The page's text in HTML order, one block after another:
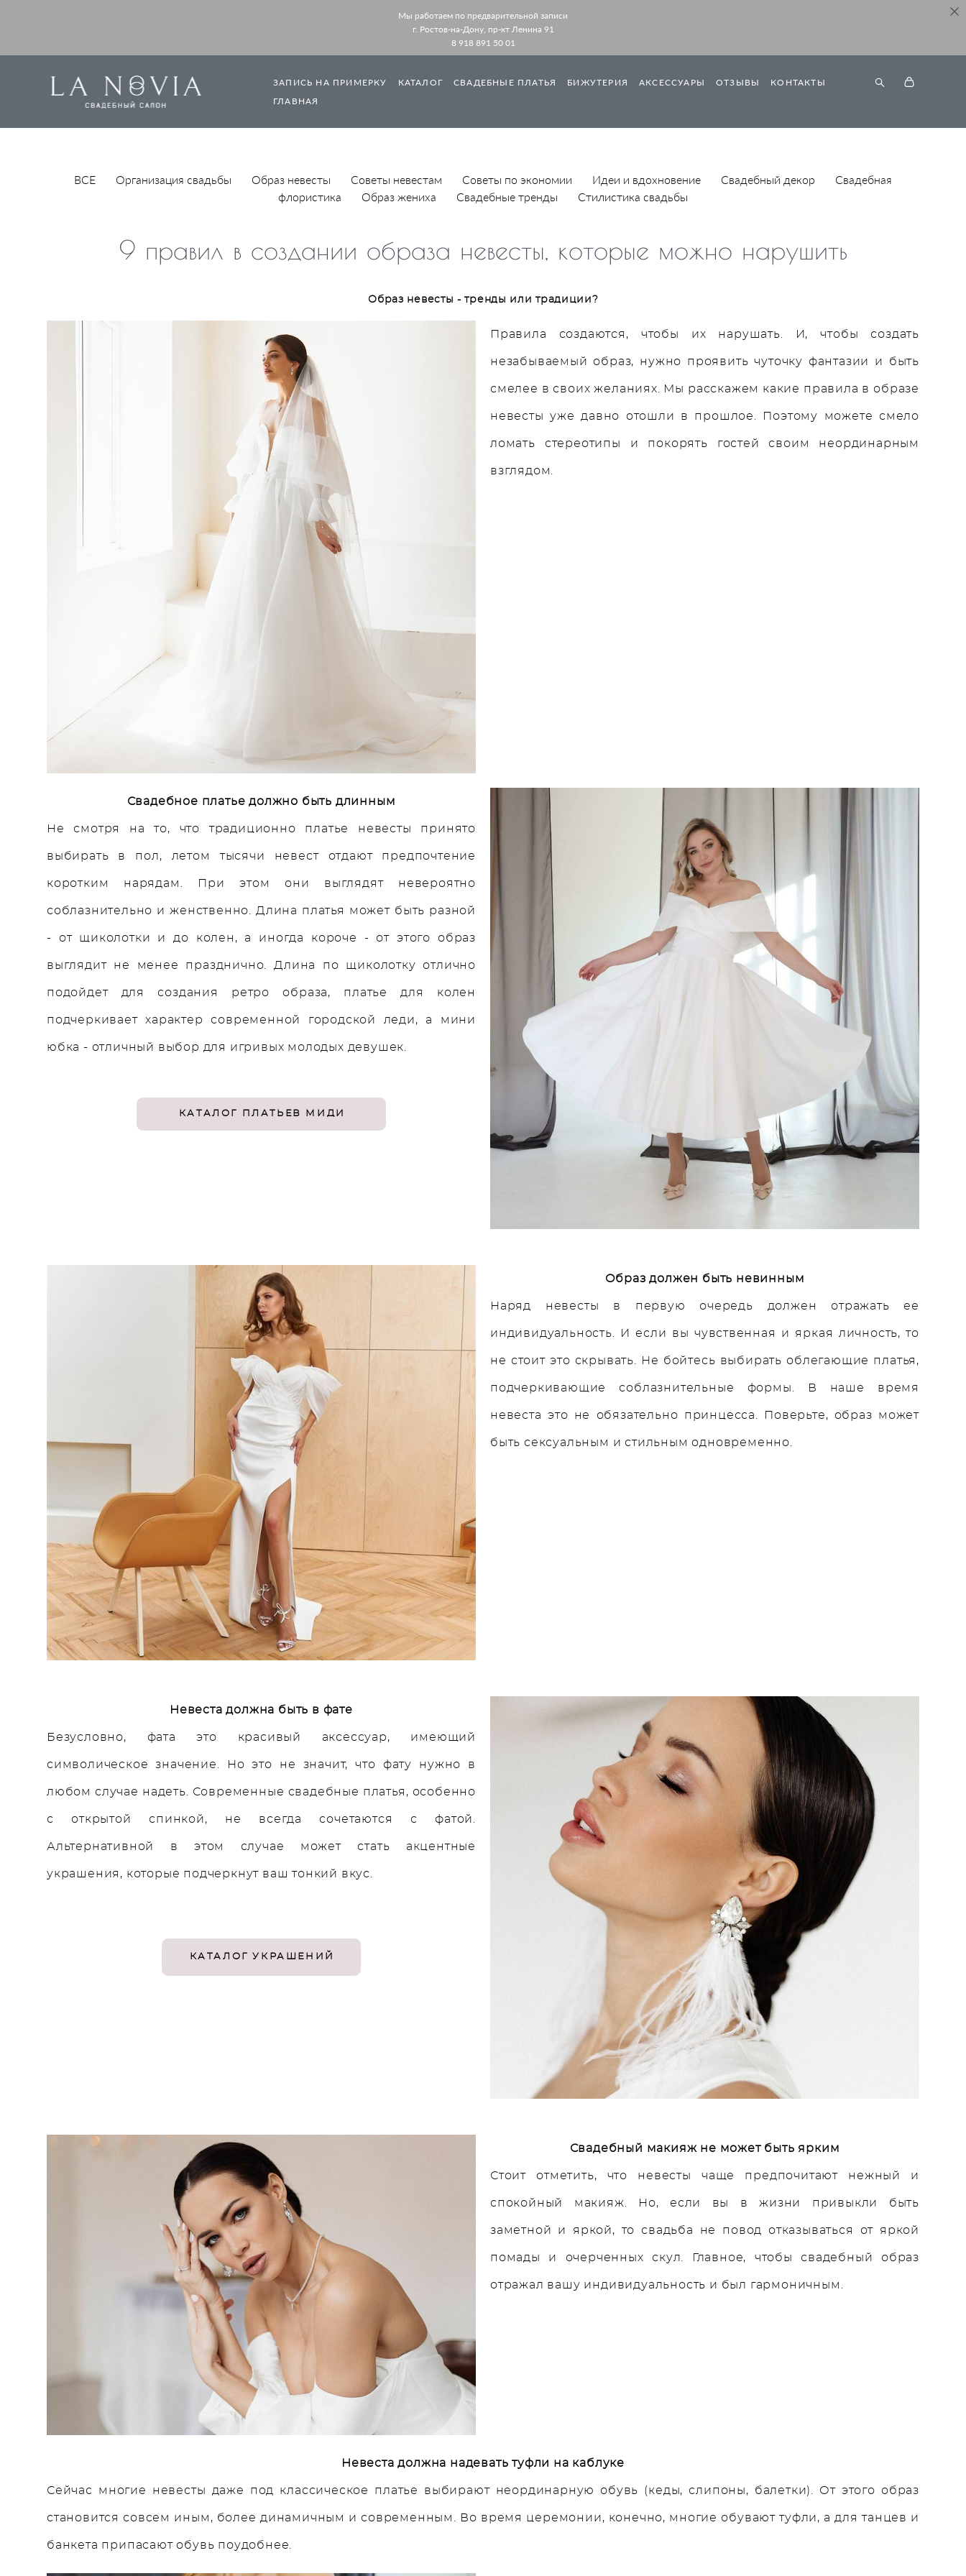
Мы работаем по предварительной записи
г. Ростов-на-Дону, пр-кт Ленина 91
8 918 891 50 01
ЗАПИСЬ НА ПРИМЕРКУ КАТАЛОГ СВАДЕБНЫЕ ПЛАТЬЯ БИЖУТЕРИЯ АКСЕССУАРЫ ОТЗЫВЫ
КОНТАКТЫ
ГЛАВНАЯ
ВСЕ Организация свадьбы Образ невесты Советы невестам Советы по экономии Идеи и вдохновение Свадебный декор
Свадебная
флористика
Образ жениха Свадебные тренды Стилистика свадьбы
9 правил в создании образа невесты, которые можно нарушить
Образ невесты - тренды или традиции?
Правила создаются, чтобы их нарушать. И, чтобы создать
незабываемый образ, нужно проявить чуточку фантазии и быть
смелее в своих желаниях. Мы расскажем какие правила в образе
невесты уже давно отошли в прошлое. Поэтому можете смело
ломать стереотипы и покорять гостей своим неординарным
взглядом.
Свадебное платье должно быть длинным
Не смотря на то, что традиционно платье невесты принято
выбирать в пол, летом тысячи невест отдают предпочтение
коротким нарядам. При этом они выглядят невероятно
соблазнительно и женственно. Длина платья может быть разной
- от щиколотки и до колен, а иногда короче - от этого образ
выглядит не менее празднично. Длина по щиколотку отлично
подойдет для создания ретро образа, платье для колен
подчеркивает характер современной городской леди, а мини
юбка - отличный выбор для игривых молодых девушек.
КАТАЛОГ ПЛАТЬЕВ МИДИ
Образ должен быть невинным
Наряд невесты в первую очередь должен отражать ее
индивидуальность. И если вы чувственная и яркая личность, то
не стоит это скрывать. Не бойтесь выбирать облегающие платья,
подчеркивающие соблазнительные формы. В наше время
невеста это не обязательно принцесса. Поверьте, образ может
быть сексуальным и стильным одновременно.
Невеста должна быть в фате
Безусловно, фата это красивый аксессуар, имеющий
символическое значение. Но это не значит, что фату нужно в
любом случае надеть. Современные свадебные платья, особенно
с открытой спинкой, не всегда сочетаются с фатой.
Альтернативной в этом случае может стать акцентные
украшения, которые подчеркнут ваш тонкий вкус.
КАТАЛОГ УКРАШЕНИЙ
Свадебный макияж не может быть ярким
Стоит отметить, что невесты чаще предпочитают нежный и
спокойный макияж. Но, если вы в жизни привыкли быть
заметной и яркой, то свадьба не повод отказываться от яркой
помады и очерченных скул. Главное, чтобы свадебный образ
отражал вашу индивидуальность и был гармоничным.
Невеста должна надевать туфли на каблуке
Сейчас многие невесты даже под классическое платье выбирают неординарную обувь (кеды, слипоны, балетки). От этого образ
становится совсем иным, более динамичным и современным. Во время церемонии, конечно, многие обувают туфли, а для танцев и
банкета припасают обувь поудобнее.